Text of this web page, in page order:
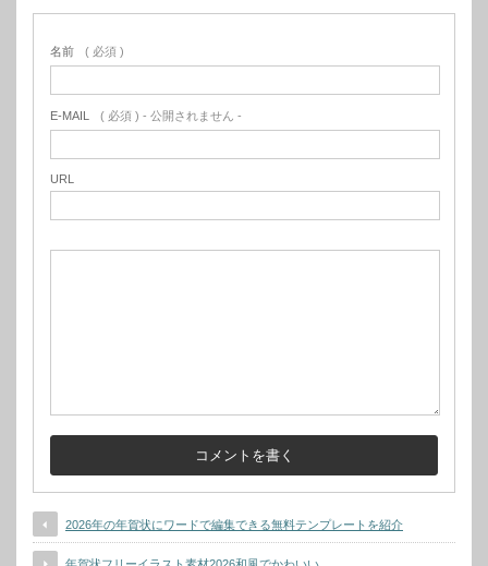
名前 ( 必須 )
E-MAIL ( 必須 ) - 公開されません -
URL
2026年の年賀状にワードで編集できる無料テンプレートを紹介